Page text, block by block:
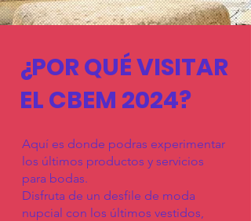
¿POR QUÉ VISITAR
EL CBEM 2024?
Aquí es donde podras experimentar
los últimos productos y servicios
para bodas.
Disfruta de un desfile de moda
nupcial con los últimos vestidos,